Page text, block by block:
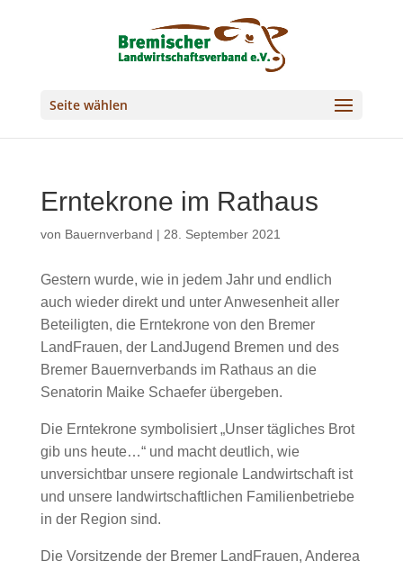
Seite wählen
Erntekrone im Rathaus
von Bauernverband | 28. September 2021
Gestern wurde, wie in jedem Jahr und endlich
auch wieder direkt und unter Anwesenheit aller
Beteiligten, die Erntekrone von den Bremer
LandFrauen, der LandJugend Bremen und des
Bremer Bauernverbands im Rathaus an die
Senatorin Maike Schaefer übergeben.
Die Erntekrone symbolisiert „Unser tägliches Brot
gib uns heute…“ und macht deutlich, wie
unversichtbar unsere regionale Landwirtschaft ist
und unsere landwirtschaftlichen Familienbetriebe
in der Region sind.
Die Vorsitzende der Bremer LandFrauen, Anderea